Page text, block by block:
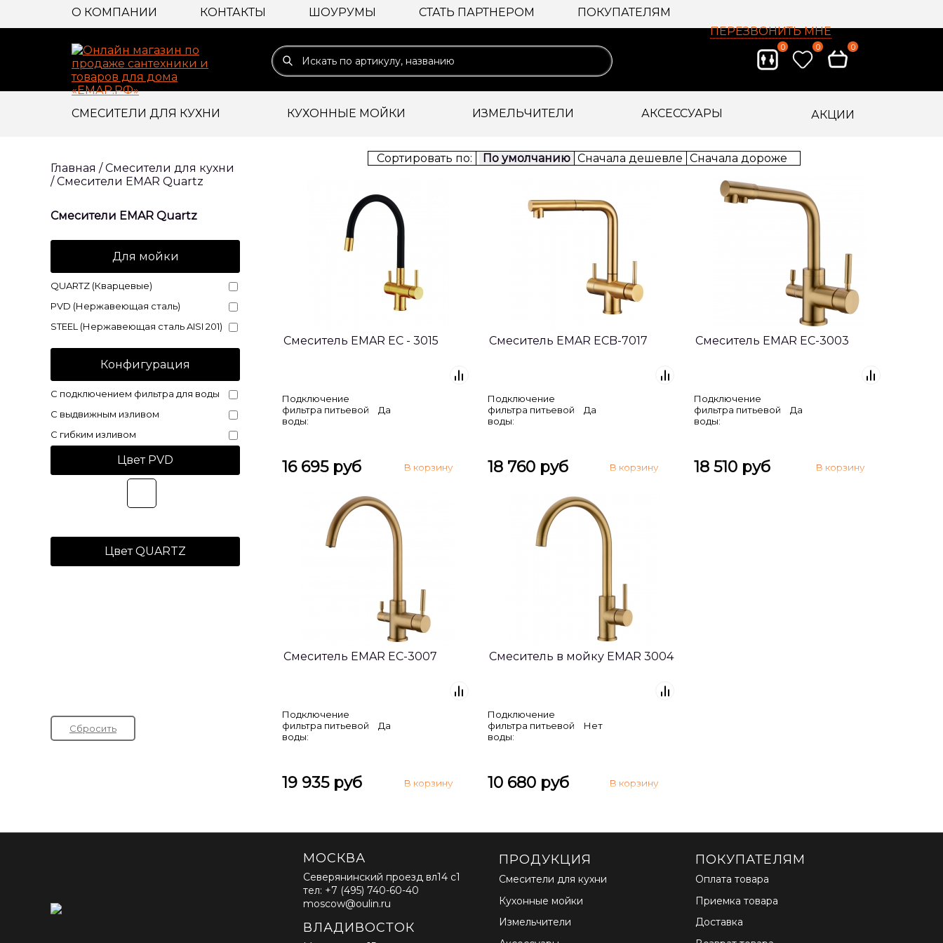
О КОМПАНИИ КОНТАКТЫ ШОУРУМЫ СТАТЬ ПАРТНЕРОМ
ПОКУПАТЕЛЯМ
ПЕРЕЗВОНИТЬ МНЕ
0 0 0
СМЕСИТЕЛИ ДЛЯ КУХНИ КУХОННЫЕ МОЙКИ ИЗМЕЛЬЧИТЕЛИ АКСЕССУАРЫ АКЦИИ
Сортировать по: По умолчанию Сначала дешевле Сначала дороже
Смеситель EMAR ЕС - 3015
Подключение
фильтра питьевой
воды:
Да
16 695 руб
Смеситель EMAR ECB-7017
Подключение
фильтра питьевой
воды:
Да
18 760 руб
Смеситель EMAR EC-3003
Подключение
фильтра питьевой
воды:
Да
18 510 руб
Смеситель EMAR EC-3007
Подключение
фильтра питьевой
воды:
Да
19 935 руб
Смеситель в мойку EMAR 3004
Подключение
фильтра питьевой
воды:
Нет
10 680 руб
Главная /Смесители для кухни
/Смесители EMAR Quartz
Смесители EMAR Quartz
Для мойки
QUARTZ (Кварцевые)
PVD (Нержавеющая сталь)
STEEL (Нержавеющая сталь AISI 201)
Конфигурация
С подключением фильтра для воды
С выдвижным изливом
С гибким изливом
Цвет PVD
Цвет QUARTZ
Сбросить
МОСКВА
Северянинский проезд вл14 с1
тел: +7 (495) 740-60-40
moscow@oulin.ru
ВЛАДИВОСТОК
ПРОДУКЦИЯ
Смесители для кухни
Кухонные мойки
Измельчители
ПОКУПАТЕЛЯМ
Оплата товара
Приемка товара
Доставка